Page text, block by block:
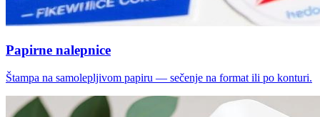
Papirne nalepnice
Štampa na samolepljivom papiru — sečenje na format ili po konturi.